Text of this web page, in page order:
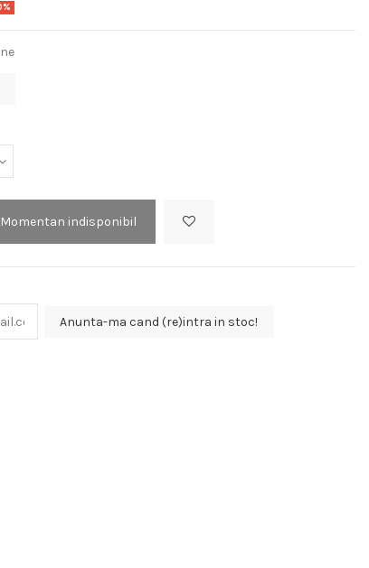
Momentan indisponibil
Anunta-ma cand (re)intra in stoc!